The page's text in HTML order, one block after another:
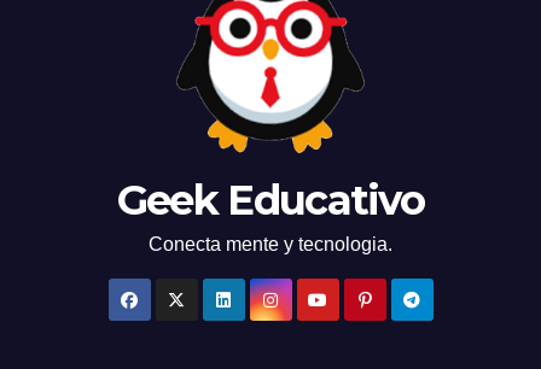
Geek Educativo
Conecta mente y tecnologia.